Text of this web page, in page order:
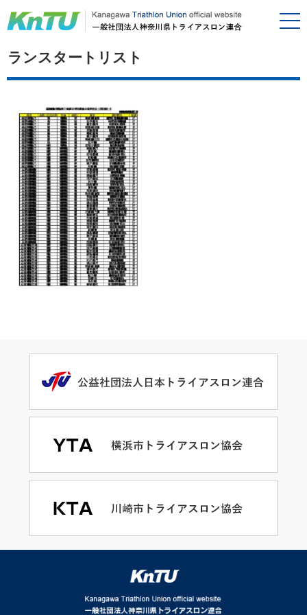
ランスタートリスト